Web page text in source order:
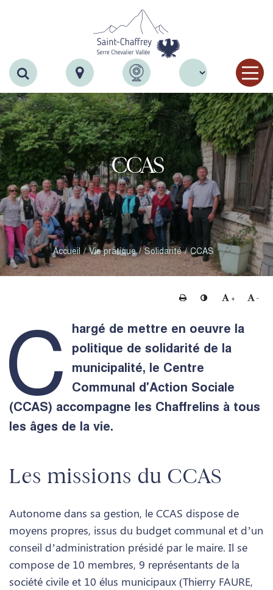
Recherche
CCAS
Accueil Vie pratique Solidarité CCAS
Imprimer Changer le contraste
+ Agrandir le
-
C hargé de mettre en oeuvre la
politique de solidarité de la
municipalité, le Centre
Communal d'Action Sociale
(CCAS) accompagne les Chaffrelins à tous
les âges de la vie.
Les missions du CCAS
Autonome dans sa gestion, le CCAS dispose de
moyens propres, issus du budget communal et d’un
conseil d’administration présidé par le maire. Il se
compose de 10 membres, 9 représentants de la
société civile et 10 élus municipaux (Thierry FAURE,